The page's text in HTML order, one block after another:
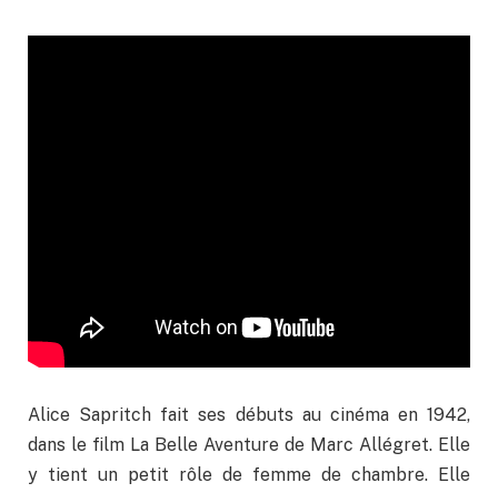
Alice Sapritch fait ses débuts au cinéma en 1942,
dans le film La Belle Aventure de Marc Allégret. Elle
y tient un petit rôle de femme de chambre. Elle